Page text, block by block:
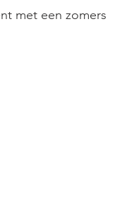
met een zomers